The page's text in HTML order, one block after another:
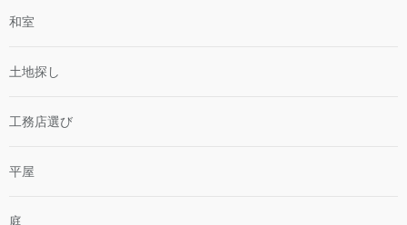
和室
土地探し
工務店選び
平屋
庭